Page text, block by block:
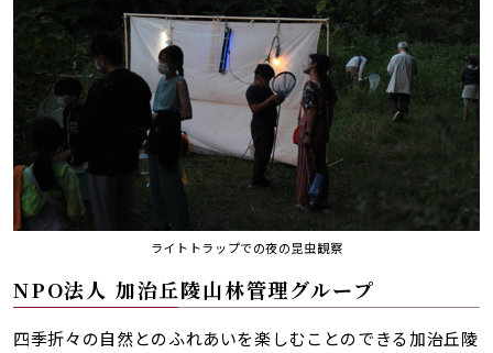
ライトトラップでの夜の昆虫観察
NPO法人 加治丘陵山林管理グループ
四季折々の自然とのふれあいを楽しむことのできる加治丘陵